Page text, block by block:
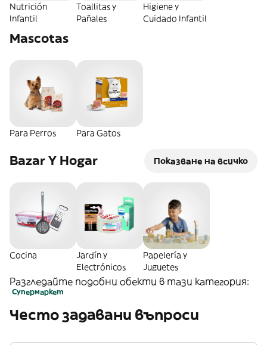
Nutrición
Infantil
Toallitas y
Pañales
Higiene y
Cuidado Infantil
Mascotas
Para Perros Para Gatos
Bazar Y Hogar Показване на всичко
Cocina
Jardín y
Electrónicos
Papelería y
Juguetes
Разгледайте подобни обекти в тази категория:
Супермаркет
Често задавани въпроси